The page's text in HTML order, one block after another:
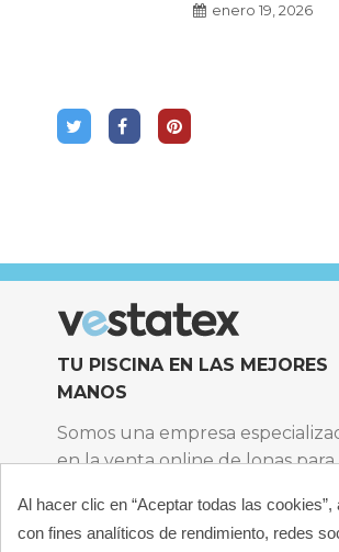
TU PISCINA EN LAS MEJORES
MANOS
Somos una empresa
en la venta online de lonas para
climatización, limpieza y
desinfección para piscinas
Al hacer clic en “Aceptar todas las
con fines analíticos de rendimiento, redes